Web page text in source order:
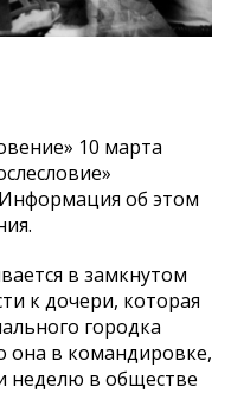
10 марта
об этом
в замкнутом
к дочери, которая
городка
она в командировке,
неделю в обществе